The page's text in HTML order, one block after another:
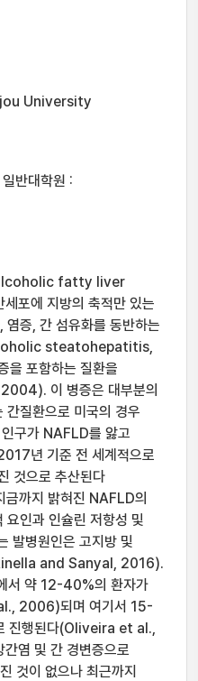
University
반대학원 :
alcoholic fatty liver
포에 지방의 축적만 있는
염증, 간 섬유화를 동반하는
steatohepatitis,
을 포함하는 질환을
이 병증은 대부분의
간질환으로 미국의 경우
구가 NAFLD를 앓고
년 기준 전 세계적으로
것으로 추산된다
까지 밝혀진 NAFLD의
요인과 인슐린 저항성 및
발병원인은 고지방 및
and Sanyal, 2016).
서 약 12-40%의 환자가
2006)되며 여기서 15-
진행된다(Oliveira et al.,
염 및 간 경변증으로
것이 없으나 최근까지